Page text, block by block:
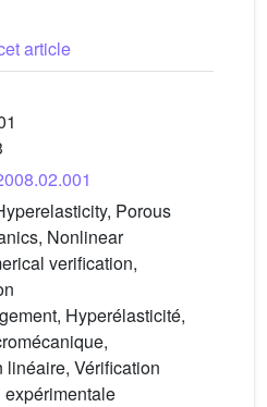
article
Porous
Nonlinear
verification,
Hyperélasticité,
Vérification